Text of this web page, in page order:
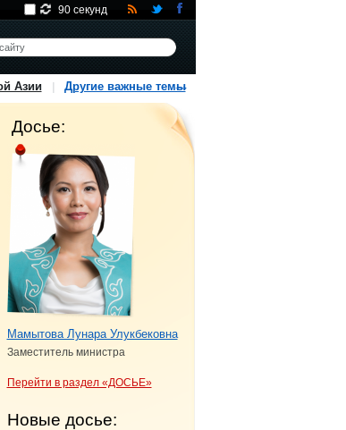
90 секунд
Азии Другие важные темы
Досье:
Мамытова Лунара Улукбековна
Заместитель министра
Перейти в раздел «ДОСЬЕ»
Новые досье: